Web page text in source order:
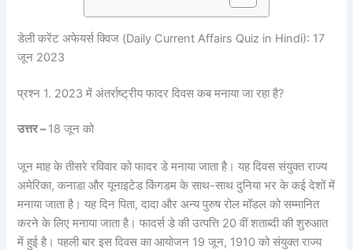
डेली करेंट अफेयर्स क्विज (Daily Current Affairs Quiz in Hindi): 17
जून 2023
प्रश्न 1. 2023 में अंतर्राष्ट्रीय फादर दिवस कब मनाया जा रहा है?
उत्तर –18 जून को
जून माह के तीसरे रविवार को फादर डे मनाया जाता है। यह दिवस संयुक्त राज्य
अमेरिका, कनाडा और यूनाइटेड किंगडम के साथ-साथ दुनिया भर के कई देशों में
मनाया जाता है। यह दिन पिता, दादा और अन्य पुरुष रोल मॉडल को सम्मानित
करने के लिए मनाया जाता है। फादर्स डे की उत्पत्ति 20 वीं शताब्दी की शुरुआत
में हुई है। पहली बार इस दिवस का आयोजन 19 जून, 1910 को संयुक्त राज्य